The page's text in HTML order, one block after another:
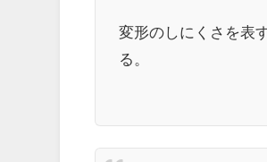
変形のしにくさを表
る。